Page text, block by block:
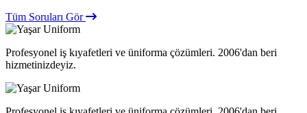
Tüm Soruları Gör
Profesyonel iş kıyafetleri ve üniforma çözümleri. 2006'dan beri
hizmetinizdeyiz.